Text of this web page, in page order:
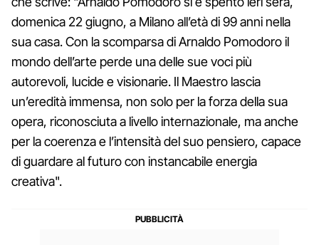
domenica 22 giugno, a Milano all’età di 99 anni nella
sua casa. Con la scomparsa di Arnaldo Pomodoro il
mondo dell’arte perde una delle sue voci più
autorevoli, lucide e visionarie. Il Maestro lascia
un’eredità immensa, non solo per la forza della sua
opera, riconosciuta a livello internazionale, ma anche
per la coerenza e l’intensità del suo pensiero, capace
di guardare al futuro con instancabile energia
creativa".